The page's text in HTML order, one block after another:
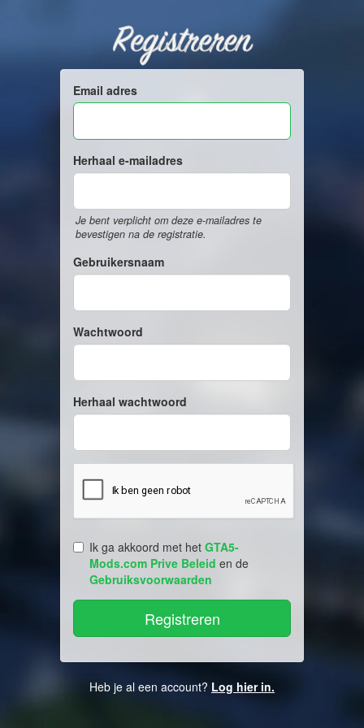
Registreren
Email adres
Herhaal e-mailadres
Je bent verplicht om deze e-mailadres te
bevestigen na de registratie.
Gebruikersnaam
Wachtwoord
Herhaal wachtwoord
Ik ga akkoord met het GTA5-
Mods.com Prive Beleid en de
Gebruiksvoorwaarden
Heb je al een account? Log hier in.